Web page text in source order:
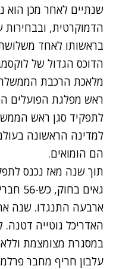
שנתיים לאחר מכן הוא
הדמוקרטית,
בראשותו לאחד
הדוכס הגדול של
מלאכת הרכבת
ראש מפלגת הפועלים
לתפקיד סגן ראש
למדינה הראשונה
הם הומואים.
תוך שנה מאז נכנס
גאים
ארבעה התנגדו. שנה
האדריכל גוטייה
במסגרת מצומצמת
עלבון חריף מחבר